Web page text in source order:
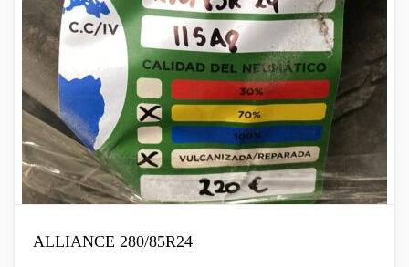
ALLIANCE 280/85R24